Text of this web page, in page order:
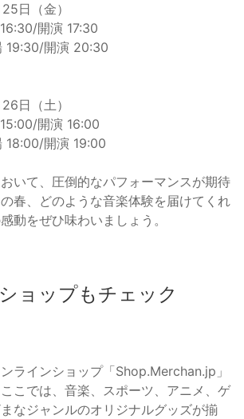
日（金）
開演 17:30
19:30/開演 20:30
日（土）
開演 16:00
18:00/開演 19:00
いて、圧倒的なパフォーマンスが期待
春、どのような音楽体験を届けてくれ
動をぜひ味わいましょう。
ョップもチェック
ラインショップ「Shop.Merchan.jp」
こでは、音楽、スポーツ、アニメ、ゲ
なジャンルのオリジナルグッズが揃